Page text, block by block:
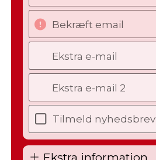
Bekræft email
Ekstra e-mail
Ekstra e-mail 2
Tilmeld nyhedsbrev
Ekstra information